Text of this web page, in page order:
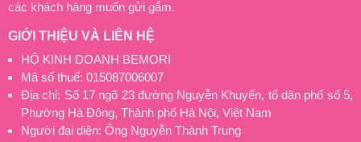
các khách hàng muốn gửi gắm.
GIỚI THIỆU VÀ LIÊN HỆ
HỘ KINH DOANH BEMORI
Mã số thuế: 015087006007
Địa chỉ: Số 17 ngõ 23 đường Nguyễn Khuyến, tổ dân phố số 5,
Phường Hà Đông, Thành phố Hà Nội, Việt Nam
Người đại diện: Ông Nguyễn Thành Trung